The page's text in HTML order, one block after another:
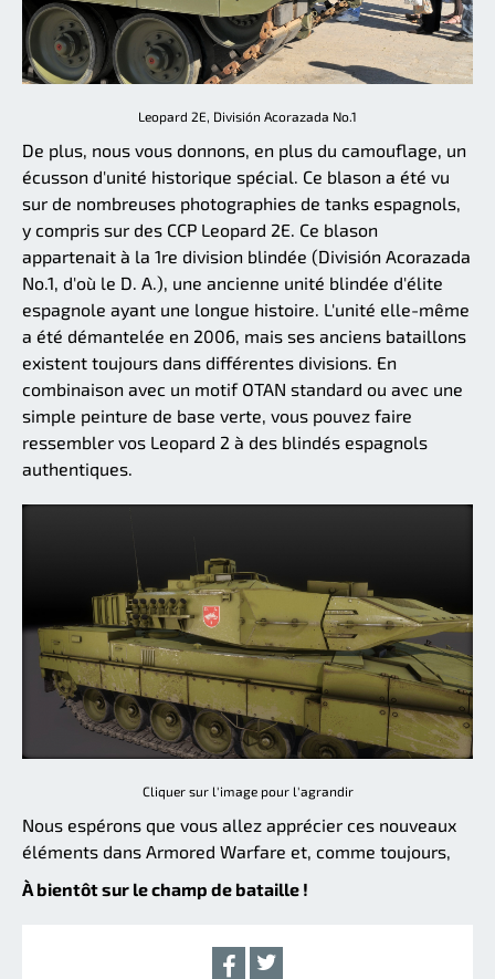
Leopard 2E, División Acorazada No.1
De plus, nous vous donnons, en plus du camouflage, un
écusson d'unité historique spécial. Ce blason a été vu
sur de nombreuses photographies de tanks espagnols,
y compris sur des CCP Leopard 2E. Ce blason
appartenait à la 1re division blindée (División Acorazada
No.1, d'où le D. A.), une ancienne unité blindée d'élite
espagnole ayant une longue histoire. L'unité elle-même
a été démantelée en 2006, mais ses anciens bataillons
existent toujours dans différentes divisions. En
combinaison avec un motif OTAN standard ou avec une
simple peinture de base verte, vous pouvez faire
ressembler vos Leopard 2 à des blindés espagnols
authentiques.
Cliquer sur l'image pour l'agrandir
Nous espérons que vous allez apprécier ces nouveaux
éléments dans Armored Warfare et, comme toujours,
À bientôt sur le champ de bataille !